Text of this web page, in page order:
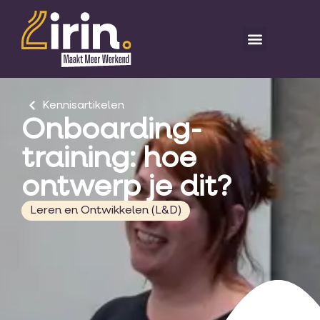
Kennisartikelen
Onboarding-
training: hoe
ontwerp je dit?
Leren en Ontwikkelen (L&D)